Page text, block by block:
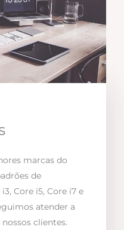
marcas do
de
Core i5, Core i7 e
atender a
clientes.